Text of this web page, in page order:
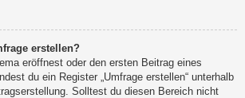
erstellen?
eröffnest oder den ersten Beitrag eines
du ein Register „Umfrage erstellen“ unterhalb
Solltest du diesen Bereich nicht